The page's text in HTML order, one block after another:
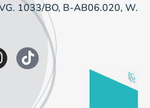
1033/BO, B-AB06.020, W.